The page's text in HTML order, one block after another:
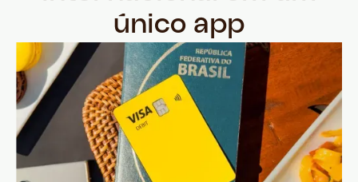
único app